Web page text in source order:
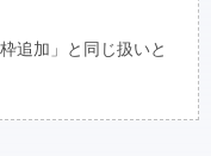
追加」と同じ扱いと